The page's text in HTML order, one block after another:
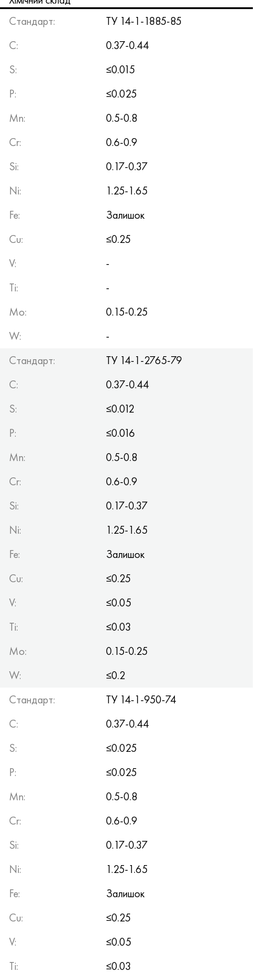
Стандарт:
TУ 14-1-1885-85
C:
0.37-0.44
S:
≤0.015
P:
≤0.025
Mn:
0.5-0.8
Cr:
0.6-0.9
Si:
0.17-0.37
Ni:
1.25-1.65
Fe:
Залишок
Cu:
≤0.25
V:
-
Ti:
-
Mo:
0.15-0.25
W:
-
Стандарт:
TУ 14-1-2765-79
C:
0.37-0.44
S:
≤0.012
P:
≤0.016
Mn:
0.5-0.8
Cr:
0.6-0.9
Si:
0.17-0.37
Ni:
1.25-1.65
Fe:
Залишок
Cu:
≤0.25
V:
≤0.05
Ti:
≤0.03
Mo:
0.15-0.25
W:
≤0.2
Стандарт:
TУ 14-1-950-74
C:
0.37-0.44
S:
≤0.025
P:
≤0.025
Mn:
0.5-0.8
Cr:
0.6-0.9
Si:
0.17-0.37
Ni:
1.25-1.65
Fe:
Залишок
Cu:
≤0.25
V:
≤0.05
Ti:
≤0.03